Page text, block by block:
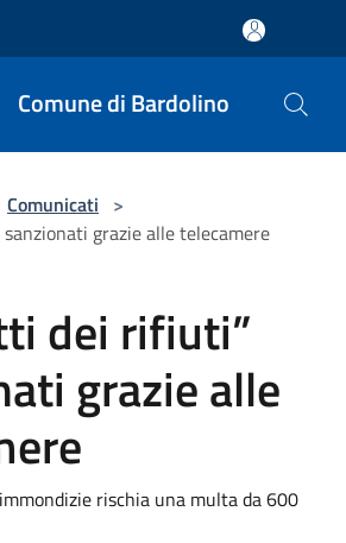
Comune di Bardolino
Comunicati >
grazie alle telecamere
dei rifiuti”
grazie alle
rischia una multa da 600